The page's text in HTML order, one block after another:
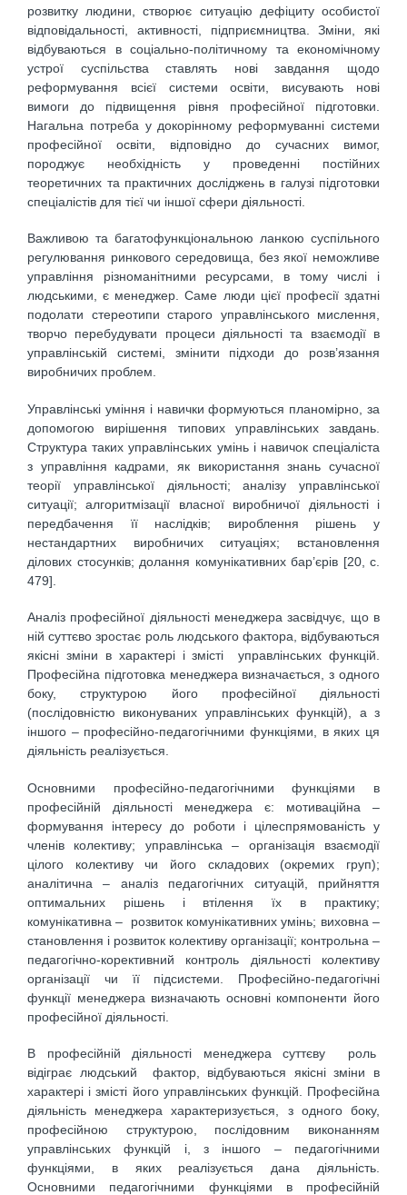
розвитку людини, створює ситуацію дефіциту особистої
відповідальності, активності, підприємництва. Зміни, які
відбуваються в соціально-політичному та економічному
устрої суспільства ставлять нові завдання щодо
реформування всієї системи освіти, висувають нові
вимоги до підвищення рівня професійної підготовки.
Нагальна потреба у докорінному реформуванні системи
професійної освіти, відповідно до сучасних вимог,
породжує необхідність у проведенні постійних
теоретичних та практичних досліджень в галузі підготовки
спеціалістів для тієї чи іншої сфери діяльності.
Важливою та багатофункціональною ланкою суспільного
регулювання ринкового середовища, без якої неможливе
управління різноманітними ресурсами, в тому числі і
людськими, є менеджер. Саме люди цієї професії здатні
подолати стереотипи старого управлінського мислення,
творчо перебудувати процеси діяльності та взаємодії в
управлінській системі, змінити підходи до розв’язання
виробничих проблем.
Управлінські уміння і навички формуються планомірно, за
допомогою вирішення типових управлінських завдань.
Структура таких управлінських умінь і навичок спеціаліста
з управління кадрами, як використання знань сучасної
теорії управлінської діяльності; аналізу управлінської
ситуації; алгоритмізації власної виробничої діяльності і
передбачення її наслідків; вироблення рішень у
нестандартних виробничих ситуаціях; встановлення
ділових стосунків; долання комунікативних бар’єрів [20, c.
479].
Аналіз професійної діяльності менеджера засвідчує, що в
ній суттєво зростає роль людського фактора, відбуваються
якісні зміни в характері і змісті управлінських функцій.
Професійна підготовка менеджера визначається, з одного
боку, структурою його професійної діяльності
(послідовністю виконуваних управлінських функцій), а з
іншого – професійно-педагогічними функціями, в яких ця
діяльність реалізується.
Основними професійно-педагогічними функціями в
професійній діяльності менеджера є: мотиваційна –
формування інтересу до роботи і цілеспрямованість у
членів колективу; управлінська – організація взаємодії
цілого колективу чи його складових (окремих груп);
аналітична – аналіз педагогічних ситуацій, прийняття
оптимальних рішень і втілення їх в практику;
комунікативна – розвиток комунікативних умінь; виховна –
становлення і розвиток колективу організації; контрольна –
педагогічно-корективний контроль діяльності колективу
організації чи її підсистеми. Професійно-педагогічні
функції менеджера визначають основні компоненти його
професійної діяльності.
В професійній діяльності менеджера суттєву роль
відіграє людський фактор, відбуваються якісні зміни в
характері і змісті його управлінських функцій. Професійна
діяльність менеджера характеризується, з одного боку,
професійною структурою, послідовним виконанням
управлінських функцій і, з іншого – педагогічними
функціями, в яких реалізується дана діяльність.
Основними педагогічними функціями в професійній